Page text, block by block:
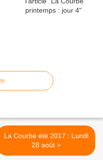
La Courbe été 2017 : Lundi
28 août >